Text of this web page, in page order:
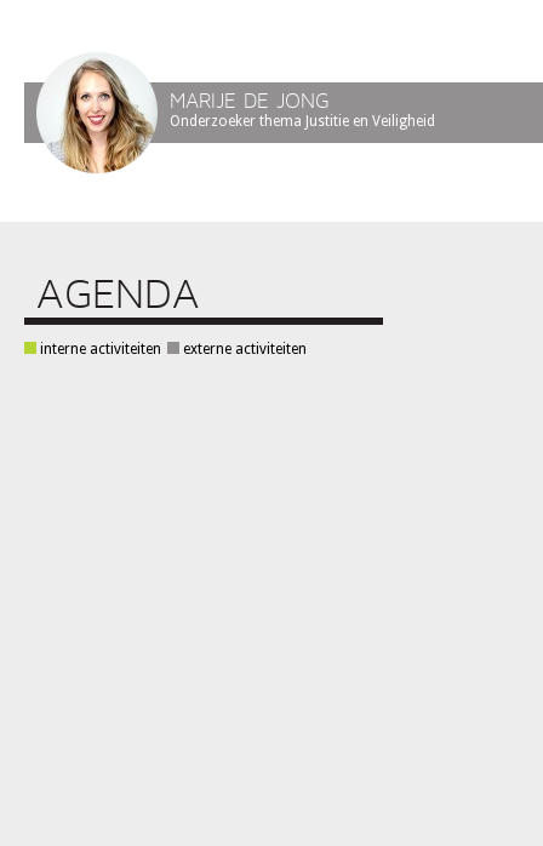
MARIJE DE JONG
Onderzoeker thema Justitie en Veiligheid
AGENDA
interne activiteiten externe activiteiten